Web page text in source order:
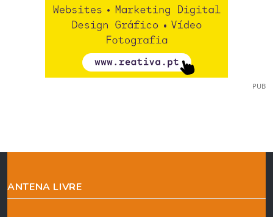
PUB
ANTENA LIVRE